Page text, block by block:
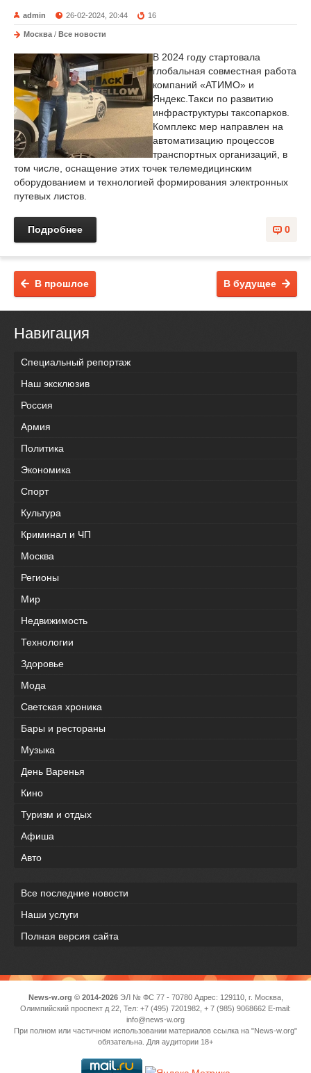
admin 26-02-2024, 20:44 16
Москва / Все новости
В 2024 году стартовала
глобальная совместная работа
компаний «АТИМО» и
Яндекс.Такси по развитию
инфраструктуры таксопарков.
Комплекс мер направлен на
автоматизацию процессов
транспортных организаций, в
том числе, оснащение этих точек телемедицинским
оборудованием и технологией формирования электронных
путевых листов.
0
Подробнее
В будущее
В прошлое
Навигация
Специальный репортаж
Наш эксклюзив
Россия
Армия
Политика
Экономика
Спорт
Культура
Криминал и ЧП
Москва
Регионы
Мир
Недвижимость
Технологии
Здоровье
Мода
Светская хроника
Бары и рестораны
Музыка
День Варенья
Кино
Туризм и отдых
Афиша
Авто
Все последние новости
Наши услуги
Полная версия сайта
News-w.org © 2014-2026ЭЛ № ФС 77 - 70780 Адрес: 129110, г. Москва,
Олимпийский проспект д 22, Тел: +7 (495) 7201982, + 7 (985) 9068662 E-mail:
info@news-w.org
При полном или частичном использовании материалов ссылка на "News-w.org"
обязательна. Для аудитории 18+